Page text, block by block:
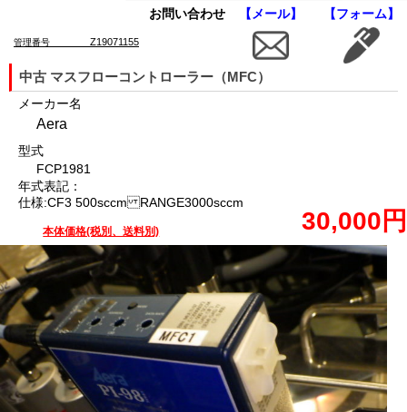
お問い合わせ 【メール】 【フォーム】
管理番号 Z19071155
中古 マスフローコントローラー（MFC）
メーカー名
Aera
型式
FCP1981
年式表記：
仕様:CF3 500sccm RANGE3000sccm
本体価格(税別、送料別) 30,000円